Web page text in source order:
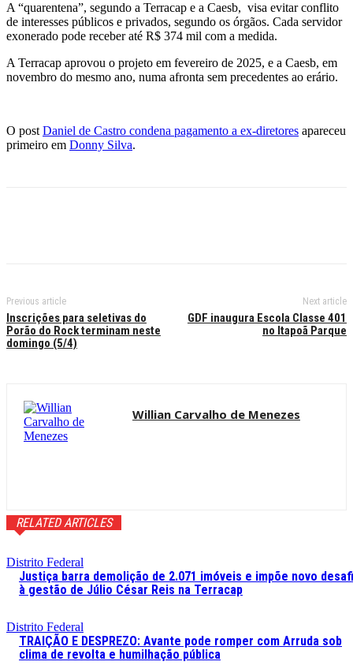
A “quarentena”, segundo a Terracap e a Caesb, visa evitar conflito
de interesses públicos e privados, segundo os órgãos. Cada servidor
exonerado pode receber até R$ 374 mil com a medida.
A Terracap aprovou o projeto em fevereiro de 2025, e a Caesb, em
novembro do mesmo ano, numa afronta sem precedentes ao erário.
O post Daniel de Castro condena pagamento a ex-diretores apareceu
primeiro em Donny Silva.
Previous article
Inscrições para seletivas do
Porão do Rock terminam neste
domingo (5/4)
Next article
GDF inaugura Escola Classe 401
no Itapoã Parque
Willian Carvalho de Menezes
RELATED ARTICLES
Distrito Federal
Justiça barra demolição de 2.071 imóveis e impõe novo
à gestão de Júlio César Reis na Terracap
Distrito Federal
TRAIÇÃO E DESPREZO: Avante pode romper com Arruda sob
clima de revolta e humilhação pública